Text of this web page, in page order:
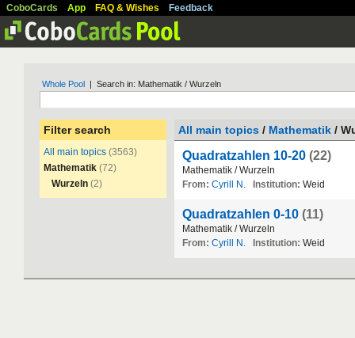
CoboCards App FAQ & Wishes Feedback
Whole Pool | Search in: Mathematik / Wurzeln
Filter search
All main topics (3563)
Mathematik (72)
Wurzeln (2)
All main topics / Mathematik /
Quadratzahlen 10-20 (22)
Mathematik /Wurzeln
From: Cyrill N. Institution: Weid
Quadratzahlen 0-10 (11)
Mathematik /Wurzeln
From: Cyrill N. Institution: Weid